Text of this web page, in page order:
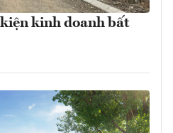
kinh doanh bất